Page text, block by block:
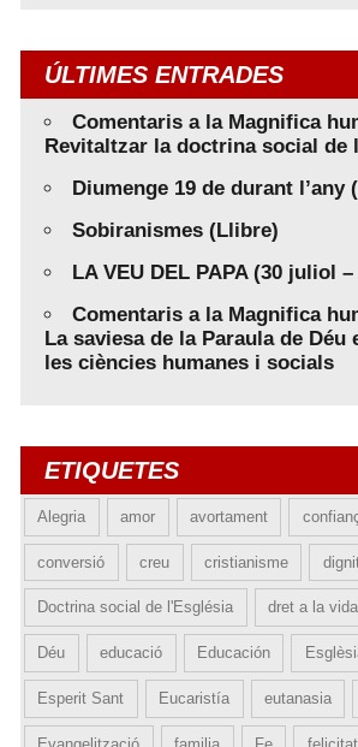
ÚLTIMES ENTRADES
Comentaris a la Magnifica
Revitaltzar la doctrina social de
Diumenge 19 de durant l’any
Sobiranismes (Llibre)
LA VEU DEL PAPA (30 juliol
Comentaris a la Magnifica
La saviesa de la Paraula de Déu
les ciències humanes i socials
ETIQUETES
Alegria amor avortament
conversió creu cristianisme
Doctrina social de l'Església dret a la vida
Déu educació Educación
Esperit Sant Eucaristía eutanasia